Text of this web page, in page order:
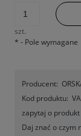
szt.
* - Pole wymagane
Producent:
Kod produktu:
zapytaj o produkt
Daj znać o czym